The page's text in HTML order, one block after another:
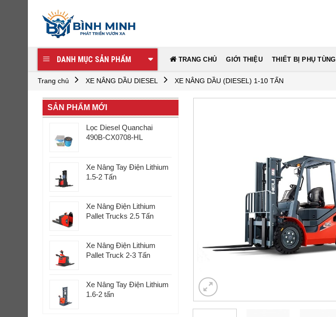
content
DANH MỤC SẢN PHẨM TRANG CHỦ GIỚI THIỆU THIẾT BỊ PHỤ TÙNG
Trang chủ XE NÂNG DẦU DIESEL XE NÂNG DẦU (DIESEL) 1-10 TẤN
SẢN PHẨM MỚI
Lọc Diesel Quanchai
490B-CX0708-HL
Xe Nâng Tay Điện Lithium
1.5-2 Tấn
Xe Nâng Điện Lithium
Pallet Trucks 2.5 Tấn
Xe Nâng Điện Lithium
Pallet Truck 2-3 Tấn
Xe Nâng Tay Điện Lithium
1.6-2 tấn